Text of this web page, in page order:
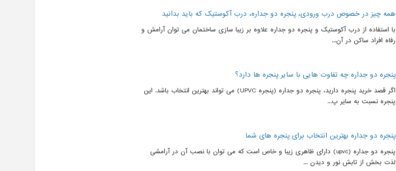
همه چیز در خصوص درب ورودی، پنجره دو جداره، درب آکوستیک که باید بدانید
با استفاده از درب آکوستیک و پنجره دو جداره علاوه بر زیبا سازی ساختمان می توان آرامش و
رفاه افراد ساکن در آن...
پنجره دو جداره چه تفاوت هایی با سایر پنجره ها دارد؟
اگر قصد خرید پنجره دارید، پنجره دو جداره (پنجره UPVC) می تواند بهترین انتخاب باشد. این
پنجره نسبت به سایر پ...
پنجره دو جداره بهترین انتخاب برای پنجره های شما
پنجره دو جداره (upvc) دارای ظاهری زیبا و خاص است که می توان با نصب آن در آرامشی
لذت بخش از تابش نور و دیدن ...